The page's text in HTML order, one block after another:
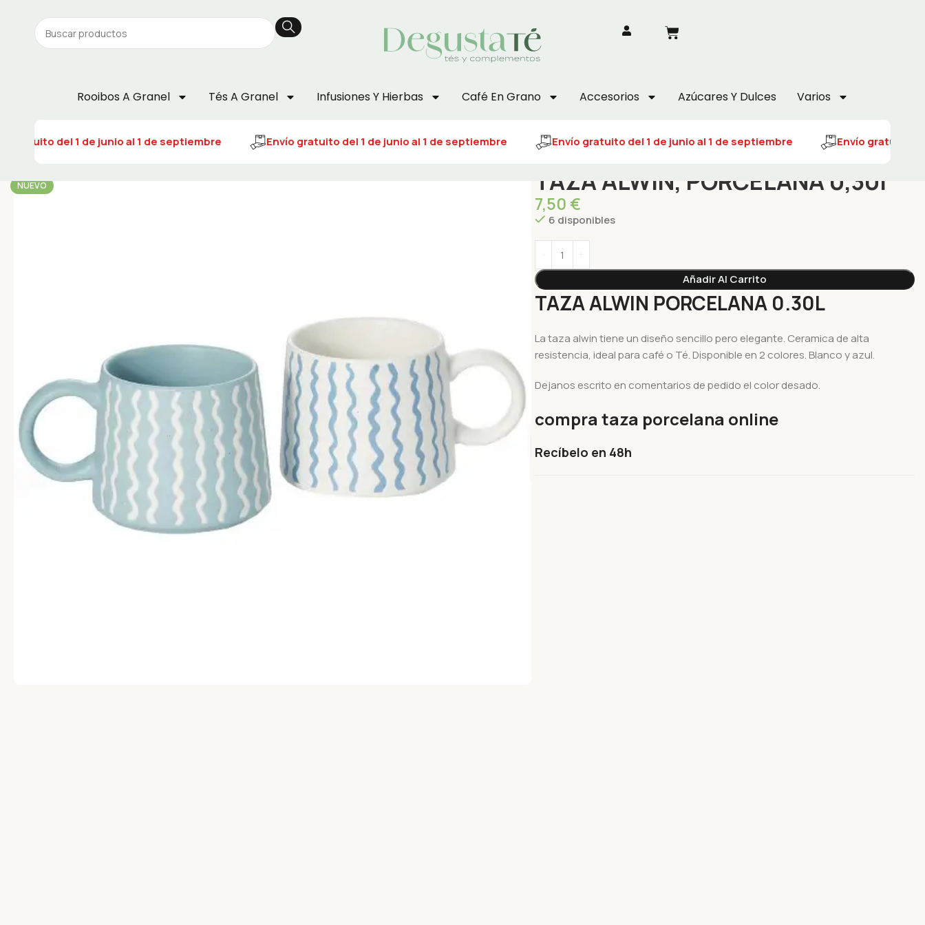
Rooibos A Granel Tés A Granel Infusiones Y Hierbas Café En Grano Accesorios Azúcares Y Dulces Varios
gratuito del 1 de junio al 1 de septiembre Envío gratuito del 1 de junio al 1 de septiembre Envío gratuito del 1 de junio al 1 de septiembre Envío gratuito del
NUEVO TAZA ALWIN, PORCELANA 0,30l
7,50 €
6 disponibles
Añadir Al Carrito
TAZA ALWIN PORCELANA 0.30L
La taza alwin tiene un diseño sencillo pero elegante. Ceramica de alta
resistencia, ideal para café o Té. Disponible en 2 colores. Blanco y azul.
Dejanos escrito en comentarios de pedido el color desado.
compra taza porcelana online
Recíbelo en 48h